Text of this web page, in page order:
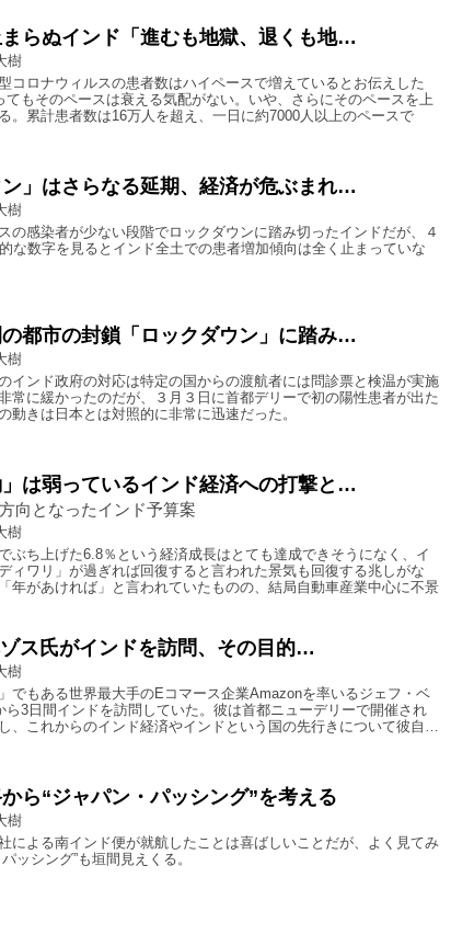
らぬインド「進むも地獄、退くも地…
樹
コロナウィルスの患者数はハイペースで増えているとお伝えした
てもそのペースは衰える気配がない。いや、さらにそのペースを上
。累計患者数は16万人を超え、一日に約7000人以上のペースで
ン」はさらなる延期、経済が危ぶまれ…
樹
の感染者が少ない段階でロックダウンに踏み切ったインドだが、４
な数字を見るとインド全土での患者増加傾向は全く止まっていな
都市の封鎖「ロックダウン」に踏み…
樹
インド政府の対応は特定の国からの渡航者には問診票と検温が実施
常に緩かったのだが、３月３日に首都デリーで初の陽性患者が出た
動きは日本とは対照的に非常に迅速だった。
」は弱っているインド経済への打撃と…
向となったインド予算案
樹
ぶち上げた6.8％という経済成長はとても達成できそうになく、イ
ィワリ」が過ぎれば回復すると言われた景気も回復する兆しがな
年があければ」と言われていたものの、結局自動車産業中心に不景
ス氏がインドを訪問、その目的…
樹
でもある世界最大手のEコマース企業Amazonを率いるジェフ・ベ
ら3日間インドを訪問していた。彼は首都ニューデリーで開催され
、これからのインド経済やインドという国の先行きについて彼自…
ら“ジャパン・パッシング”を考える
樹
による南インド便が就航したことは喜ばしいことだが、よく見てみ
ッシング”も垣間見えくる。